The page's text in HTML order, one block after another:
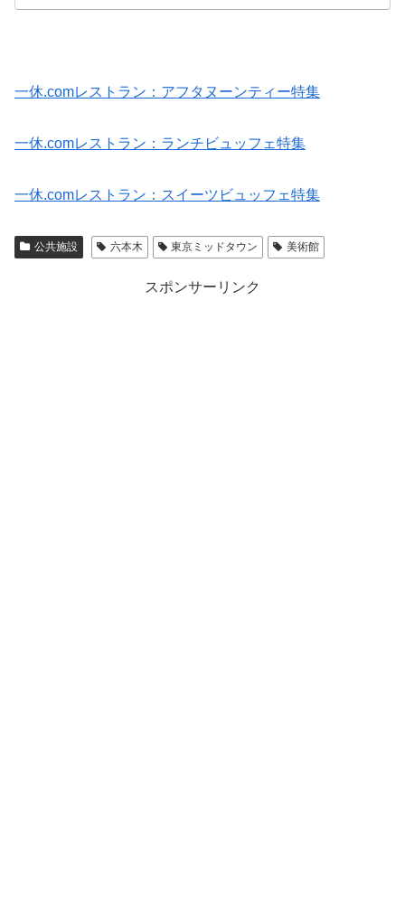
一休.comレストラン：アフタヌーンティー特集
一休.comレストラン：ランチビュッフェ特集
一休.comレストラン：スイーツビュッフェ特集
公共施設 六本木 東京ミッドタウン 美術館
スポンサーリンク